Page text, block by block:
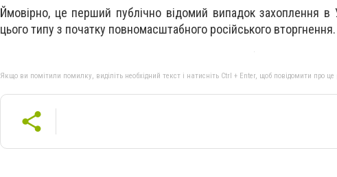
Ймовірно, це перший публічно відомий випадок захоплення в
цього типу з початку повномасштабного російського вторгнення.
Якщо ви помітили помилку, виділіть необхідний текст і натисніть Ctrl + Enter, щоб повідомити про це